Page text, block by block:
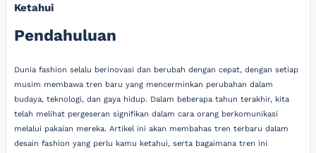
Ketahui
Pendahuluan
Dunia fashion selalu berinovasi dan berubah dengan cepat, dengan setiap
musim membawa tren baru yang mencerminkan perubahan dalam
budaya, teknologi, dan gaya hidup. Dalam beberapa tahun terakhir, kita
telah melihat pergeseran signifikan dalam cara orang berkomunikasi
melalui pakaian mereka. Artikel ini akan membahas tren terbaru dalam
desain fashion yang perlu kamu ketahui, serta bagaimana tren ini